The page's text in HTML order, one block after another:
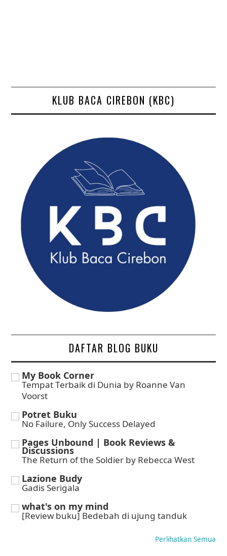
KLUB BACA CIREBON (KBC)
DAFTAR BLOG BUKU
My Book Corner
Tempat Terbaik di Dunia by Roanne Van
Voorst
Potret Buku
No Failure, Only Success Delayed
Pages Unbound | Book Reviews &
Discussions
The Return of the Soldier by Rebecca West
Lazione Budy
Gadis Serigala
what's on my mind
[Review buku] Bedebah di ujung tanduk
Perlihatkan Semua